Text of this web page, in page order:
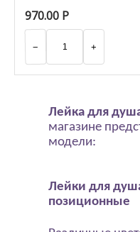
Лейка для
магазине
модели:
Лейки для
позиционные
970.00 Р
+
−